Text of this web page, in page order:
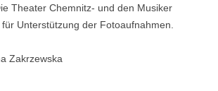
Theater Chemnitz- und den Musiker
Unterstützung der Fotoaufnahmen.